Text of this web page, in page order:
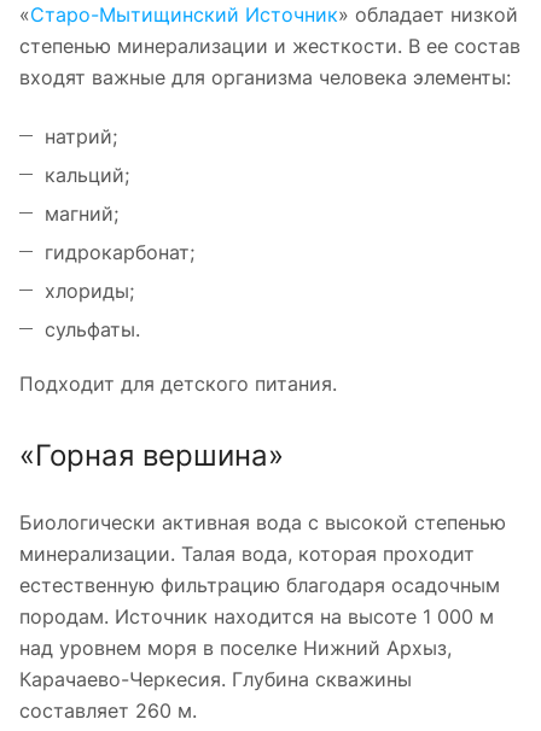
«Старо-Мытищинский Источник» обладает низкой
степенью минерализации и жесткости. В ее состав
входят важные для организма человека элементы:
натрий;
кальций;
магний;
гидрокарбонат;
хлориды;
сульфаты.
Подходит для детского питания.
«Горная вершина»
Биологически активная вода с высокой степенью
минерализации. Талая вода, которая проходит
естественную фильтрацию благодаря осадочным
породам. Источник находится на высоте 1 000 м
над уровнем моря в поселке Нижний Архыз,
Карачаево-Черкесия. Глубина скважины
составляет 260 м.